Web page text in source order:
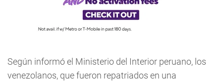
Según informó el Ministerio del Interior peruano, los
venezolanos, que fueron repatriados en una